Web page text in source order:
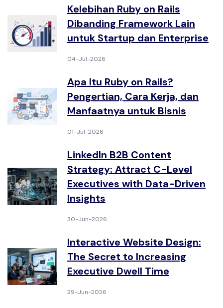
Kelebihan Ruby on Rails
Dibanding Framework Lain
untuk Startup dan Enterprise
04-Jul-2026
Apa Itu Ruby on Rails?
Pengertian, Cara Kerja, dan
Manfaatnya untuk Bisnis
01-Jul-2026
LinkedIn B2B Content
Strategy: Attract C-Level
Executives with Data-Driven
Insights
30-Jun-2026
Interactive Website Design:
The Secret to Increasing
Executive Dwell Time
29-Jun-2026